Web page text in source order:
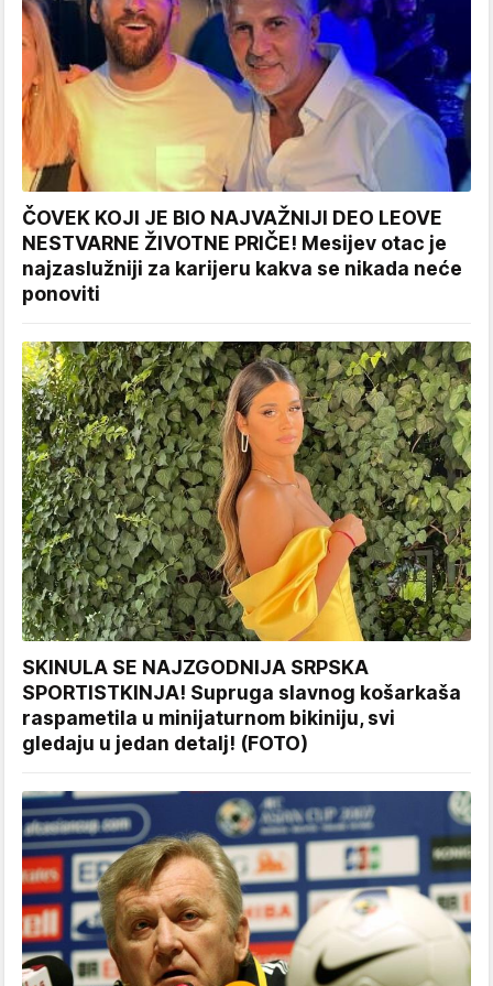
ČOVEK KOJI JE BIO NAJVAŽNIJI DEO LEOVE
NESTVARNE ŽIVOTNE PRIČE! Mesijev otac je
najzaslužniji za karijeru kakva se nikada neće
ponoviti
SKINULA SE NAJZGODNIJA SRPSKA
SPORTISTKINJA! Supruga slavnog košarkaša
raspametila u minijaturnom bikiniju, svi
gledaju u jedan detalj! (FOTO)